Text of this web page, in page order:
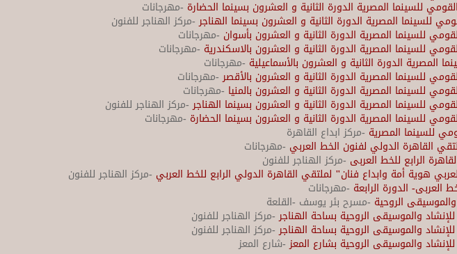
للسينما المصرية الدورة الثانية و العشرون بسينما الحضارة -مهرجانات
للسينما المصرية الدورة الثانية و العشرون بسينما الهناجر-مركز الهناجر للفنون
للسينما المصرية الدورة الثانية و العشرون بأسوان -مهرجانات
للسينما المصرية الدورة الثانية و العشرون بالاسكندرية -مهرجانات
المصرية الدورة الثانية و العشرون بالأسماعيلية -مهرجانات
للسينما المصرية الدورة الثانية و العشرون بالأقصر-مهرجانات
للسينما المصرية الدورة الثانية و العشرون بالمنيا -مهرجانات
للسينما المصرية الدورة الثانية و العشرون بسينما الهناجر-مركز الهناجر للفنون
للسينما المصرية الدورة الثانية و العشرون بسينما الحضارة -مهرجانات
للسينما المصرية -مركز ابداع القاهرة
القاهرة الدولي لفنون الخط العربي -مهرجانات
الرابع للخط العربى -مركز الهناجر للفنون
هوية أمة وابداع فنان" لملتقي القاهرة الدولي الرابع للخط العربي -مركز الهناجر للفنون
العربى- الدورة الرابعة -مهرجانات
الروحية -مسرح بئر يوسف -القلعة
والموسيقى الروحية بساحة الهناجر-مركز الهناجر للفنون
والموسيقى الروحية بساحة الهناجر-مركز الهناجر للفنون
والموسيقى الروحية بشارع المعز-شارع المعز